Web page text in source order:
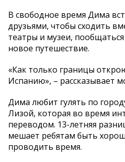
В свободное время Дима
друзьями, чтобы сходить
театры и музеи,
новое путешествие.
«Как только границы
Испанию», – рассказывает
Дима любит гулять по
Лизой, которая во время
переводом. 13-летняя
мешает ребятам быть
проводить время.